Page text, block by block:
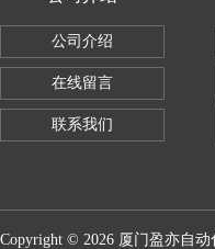
公司介绍
在线留言
联系我们
Copyright © 2026 厦门盈亦自